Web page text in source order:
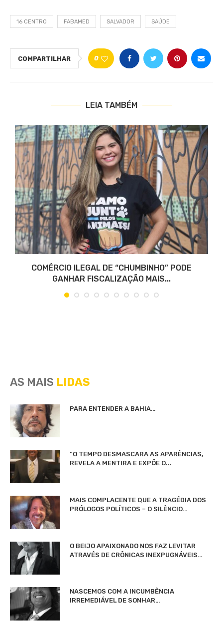
16 CENTRO FABAMED SALVADOR SAÚDE
COMPARTILHAR 0
LEIA TAMBÉM
COMÉRCIO ILEGAL DE “CHUMBINHO” PODE
GANHAR FISCALIZAÇÃO MAIS...
AS MAIS LIDAS
PARA ENTENDER A BAHIA…
“O TEMPO DESMASCARA AS APARÊNCIAS,
REVELA A MENTIRA E EXPÕE O...
MAIS COMPLACENTE QUE A TRAGÉDIA DOS
PRÓLOGOS POLÍTICOS – O SILÊNCIO…
O BEIJO APAIXONADO NOS FAZ LEVITAR
ATRAVÉS DE CRÔNICAS INEXPUGNÁVEIS…
NASCEMOS COM A INCUMBÊNCIA
IRREMEDIÁVEL DE SONHAR…